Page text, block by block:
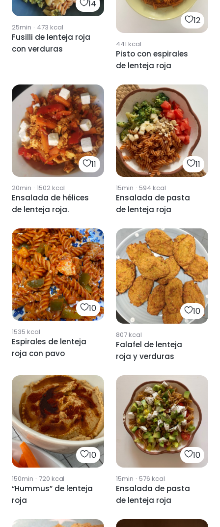
14
25min · 473 kcal
Fusilli de lenteja roja
con verduras
12
441 kcal
Pisto con espirales
de lenteja roja
11
20min · 1502kcal
Ensalada de hélices
de lenteja roja.
11
15min · 594 kcal
Ensalada de pasta
de lenteja roja
10
1535 kcal
Espirales de lenteja
roja con pavo
10
807kcal
Falafel de lenteja
roja y verduras
10
150min · 720 kcal
“Hummus” de lenteja
roja
10
15min · 576 kcal
Ensalada de pasta
de lenteja roja